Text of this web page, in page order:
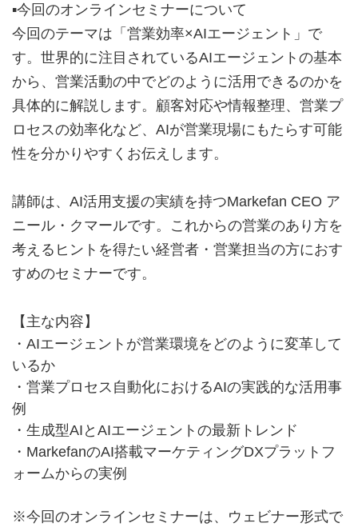
▪️今回のオンラインセミナーについて
今回のテーマは「営業効率×AIエージェント」で
す。世界的に注目されているAIエージェントの基本
から、営業活動の中でどのように活用できるのかを
具体的に解説します。顧客対応や情報整理、営業プ
ロセスの効率化など、AIが営業現場にもたらす可能
性を分かりやすくお伝えします。
講師は、AI活用支援の実績を持つMarkefan CEO ア
ニール・クマールです。これからの営業のあり方を
考えるヒントを得たい経営者・営業担当の方におす
すめのセミナーです。
【主な内容】
・AIエージェントが営業環境をどのように変革して
いるか
・営業プロセス自動化におけるAIの実践的な活用事
例
・生成型AIとAIエージェントの最新トレンド
・MarkefanのAI搭載マーケティングDXプラットフ
ォームからの実例
※今回のオンラインセミナーは、ウェビナー形式で